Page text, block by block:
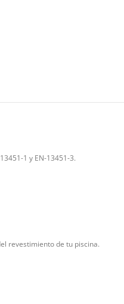
1 y EN-13451-3.
revestimiento de tu piscina.